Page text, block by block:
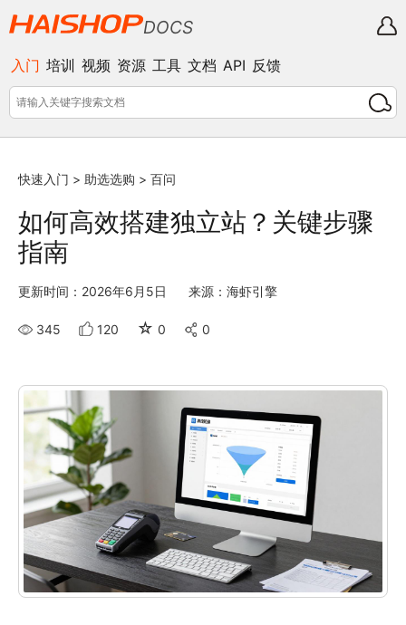
DOCS
入门 培训 视频 资源 工具 文档 API 反馈
快速入门 > 助选选购 > 百问
如何高效搭建独立站？关键步骤
指南
更新时间：2026年6月5日 来源：海虾引擎
345 120 ☆ 0 0